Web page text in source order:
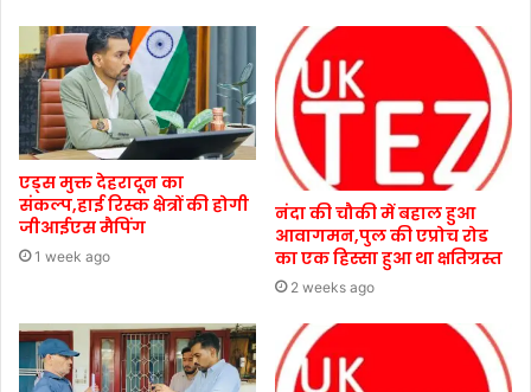
एड्स मुक्त देहरादून का
संकल्प,हाई रिस्क क्षेत्रों की होगी
जीआईएस मैपिंग
1 week ago
नंदा की चौकी में बहाल हुआ
आवागमन,पुल की एप्रोच रोड
का एक हिस्सा हुआ था क्षतिग्रस्त
2 weeks ago